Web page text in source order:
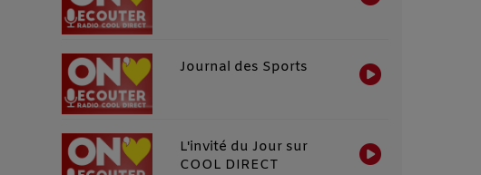
Journal des Sports
L'invité du Jour sur
COOL DIRECT